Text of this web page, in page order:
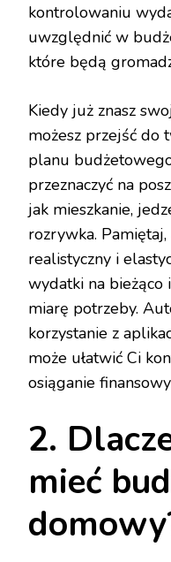
kontrolowaniu
uwzględnić w
które będą
Kiedy już znasz
możesz przejść do
planu
przeznaczyć na
jak mieszkanie,
rozrywka.
realistyczny i
wydatki na
miarę potrzeby.
korzystanie z
może ułatwić Ci
osiąganie
2.
mieć